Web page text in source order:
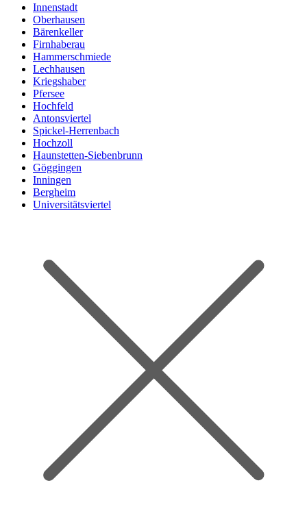
Innenstadt
Oberhausen
Bärenkeller
Firnhaberau
Hammerschmiede
Lechhausen
Kriegshaber
Pfersee
Hochfeld
Antonsviertel
Spickel-Herrenbach
Hochzoll
Haunstetten-Siebenbrunn
Göggingen
Inningen
Bergheim
Universitätsviertel